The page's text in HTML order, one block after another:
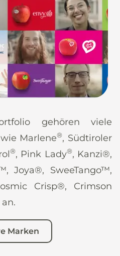
gehören viele
Marlene®, Südtiroler
®, Pink Lady®, Kanzi®,
Joya®, SweeTango™,
Crisp®, Crimson
Marken